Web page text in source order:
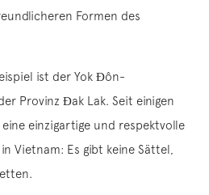
Formen des
ist der Yok Đôn-
Provinz Đak Lak. Seit einigen
einzigartige und respektvolle
Vietnam: Es gibt keine Sättel,